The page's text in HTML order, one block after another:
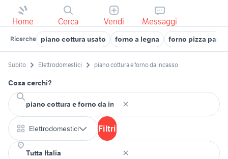
Home Cerca Vendi Messaggi
Ricerche piano cottura usato forno a legna forno pizza party
Subito Elettrodomestici piano cottura e forno da incasso
Cosa cerchi?
Elettrodomestici Filtri